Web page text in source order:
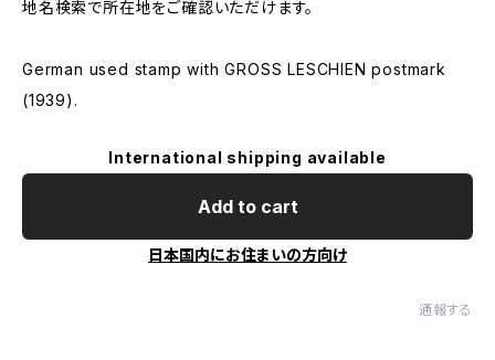
地名検索で所在地をご確認いただけます。
German used stamp with GROSS LESCHIEN postmark
(1939).
International shipping available
Add to cart
日本国内にお住まいの方向け
通報する